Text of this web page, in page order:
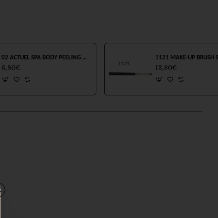
πίεση κατά την διάρκεια του μασάζ καθώς το βάρος
προσώπου για πιο αποτελεσματική δράση.
02 ACTUEL SPA BODY PEELING 500ml
6,80€ 13,80€